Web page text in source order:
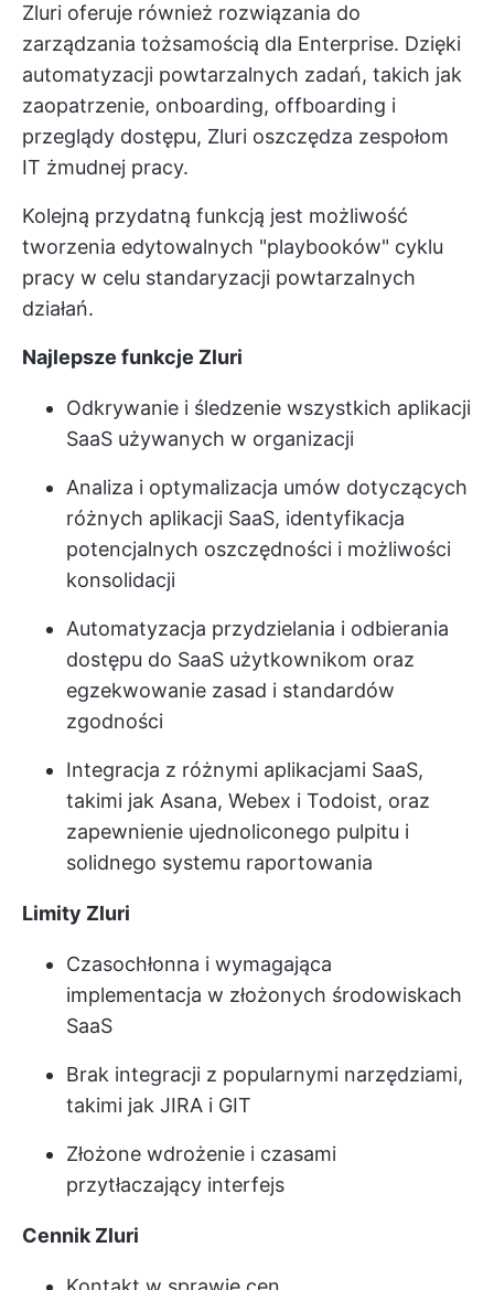
Zluri oferuje również rozwiązania do
zarządzania tożsamością dla Enterprise. Dzięki
automatyzacji powtarzalnych zadań, takich jak
zaopatrzenie, onboarding, offboarding i
przeglądy dostępu, Zluri oszczędza zespołom
IT żmudnej pracy.
Kolejną przydatną funkcją jest możliwość
tworzenia edytowalnych "playbooków" cyklu
pracy w celu standaryzacji powtarzalnych
działań.
Najlepsze funkcje Zluri
Odkrywanie i śledzenie wszystkich aplikacji
SaaS używanych w organizacji
Analiza i optymalizacja umów dotyczących
różnych aplikacji SaaS, identyfikacja
potencjalnych oszczędności i możliwości
konsolidacji
Automatyzacja przydzielania i odbierania
dostępu do SaaS użytkownikom oraz
egzekwowanie zasad i standardów
zgodności
Integracja z różnymi aplikacjami SaaS,
takimi jak Asana, Webex i Todoist, oraz
zapewnienie ujednoliconego pulpitu i
solidnego systemu raportowania
Limity Zluri
Czasochłonna i wymagająca
implementacja w złożonych środowiskach
SaaS
Brak integracji z popularnymi narzędziami,
takimi jak JIRA i GIT
Złożone wdrożenie i czasami
przytłaczający interfejs
Cennik Zluri